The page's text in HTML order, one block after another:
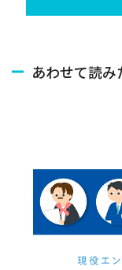
あわせて読み